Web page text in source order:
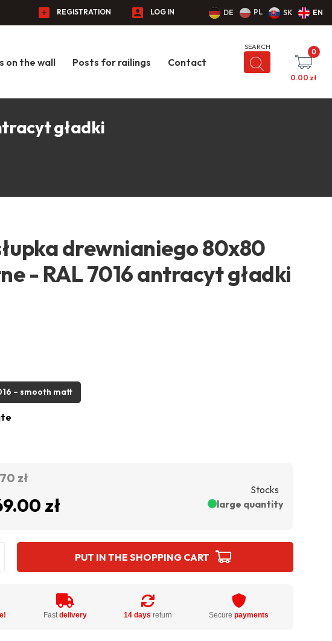
REGISTRATION LOG IN DE PL SK EN
on the wall Posts for railings Contact
0
0.00 zł
gładki
drewnianiego 80x80
- RAL 7016 antracyt gładki
– smooth matt
zł
zł
Stocks
large quantity
PUT IN THE SHOPPING CART
Fastdelivery 14 days return Securepayments